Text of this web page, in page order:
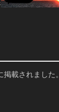
載されました。